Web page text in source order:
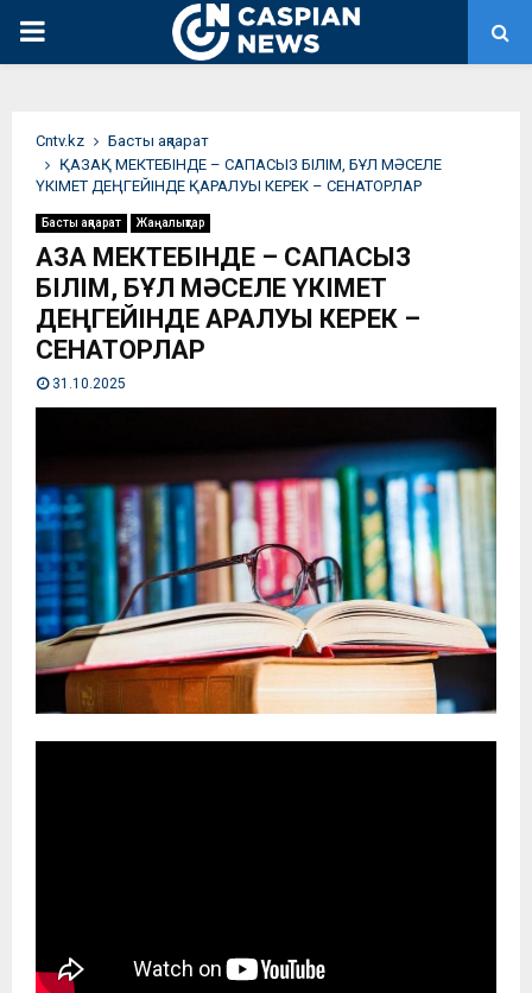
PRIMARY
Сntv.kz
Басты ақпарат
ҚАЗАҚ МЕКТЕБІНДЕ – САПАСЫЗ БІЛІМ, БҰЛ МӘСЕЛЕ
ҮКІМЕТ ДЕҢГЕЙІНДЕ ҚАРАЛУЫ КЕРЕК – СЕНАТОРЛАР
Басты ақпарат Жаңалықтар
ҚАЗАҚ МЕКТЕБІНДЕ – САПАСЫЗ
БІЛІМ, БҰЛ МӘСЕЛЕ ҮКІМЕТ
ДЕҢГЕЙІНДЕ ҚАРАЛУЫ КЕРЕК –
СЕНАТОРЛАР
31.10.2025